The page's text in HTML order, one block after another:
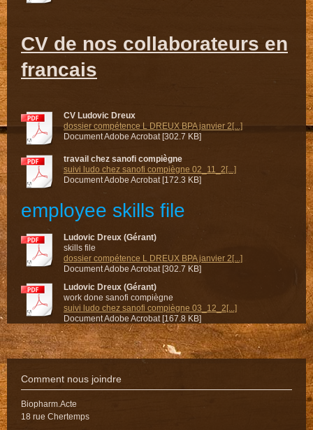
CV de nos collaborateurs en
francais
CV Ludovic Dreux
dossier compétence L DREUX BPA janvier 2[...]
Document Adobe Acrobat [302.7 KB]
travail chez sanofi compiègne
suivi ludo chez sanofi compiègne 02_11_2[...]
Document Adobe Acrobat [172.3 KB]
employee skills file
Ludovic Dreux (Gérant)
skills file
dossier compétence L DREUX BPA janvier 2[...]
Document Adobe Acrobat [302.7 KB]
Ludovic Dreux (Gérant)
work done sanofi compiègne
suivi ludo chez sanofi compiègne 03_12_2[...]
Document Adobe Acrobat [167.8 KB]
Comment nous joindre
Biopharm.Acte
18 rue Chertemps